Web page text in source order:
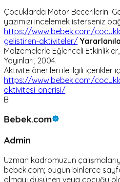
Çocuklarda Motor Becerilerini
yazımızı incelemek isterseniz
https://www.bebek.com/
gelistiren-aktiviteler/
Malzemelerle Eğlenceli
Yayınları, 2004.
Aktivite önerileri ile ilgili içerikler
https://www.bebek.com/
aktivitesi-onerisi/
B
Bebek.com
Admin
Uzman kadromuzun
bebek.com; bugün binlerce
olmayı düşünen veya çocuğu